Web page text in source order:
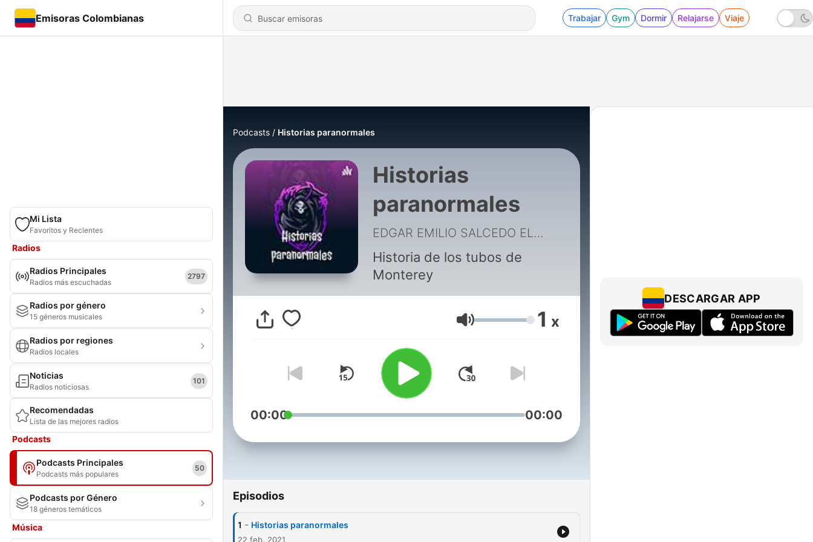
Emisoras Colombianas Trabajar Gym Dormir Relajarse Viaje
Mi Lista
Favoritos y Recientes
Radios
Radios Principales
Radios más escuchadas
2797
Radios por género
15 géneros musicales
Radios por regiones
Radios locales
Noticias
Radios noticiosas
101
Recomendadas
Lista de las mejores radios
Podcasts
Podcasts Principales
Podcasts más populares
50
Podcasts por Género
18 géneros temáticos
Música
Podcasts Historias paranormales
Historias
paranormales
EDGAR EMILIO SALCEDO ELIAS
Historia de los tubos de
Monterey
Volumen 1 x
00:00 00:00
Episodios
1 - Historias paranormales
22 feb. 2021
DESCARGAR APP